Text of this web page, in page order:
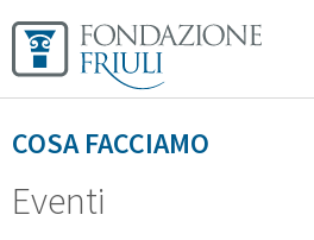
COSA FACCIAMO
Eventi